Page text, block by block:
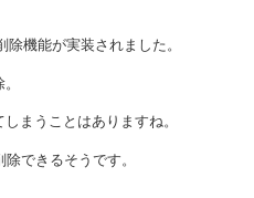
機能が実装されました。
まうことはありますね。
できるそうです。